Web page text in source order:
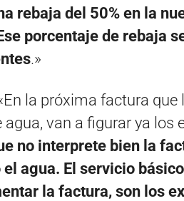
rebaja del 50% en la
porcentaje de rebaja
.»
la próxima factura
agua, van a figurar ya los
no interprete bien la
el agua. El servicio
la factura, son los